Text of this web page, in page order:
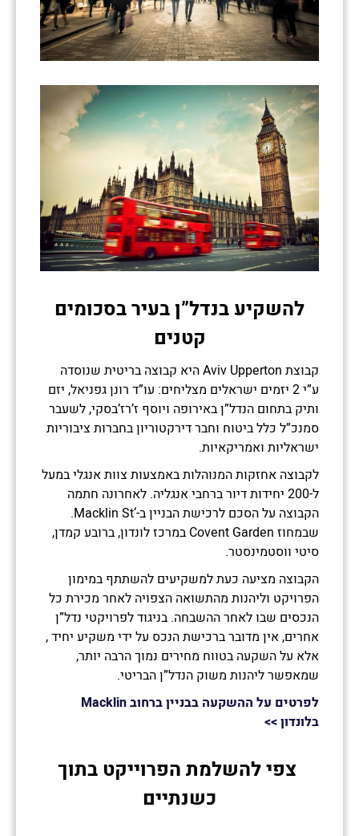
להשקיע בנדל”ן בעיר בסכומים
קטנים
קבוצת Aviv Upperton היא קבוצה בריטית שנוסדה
ע”י 2 יזמים ישראלים מצליחים: עו”ד רונן גפניאל, יזם
ותיק בתחום הנדל”ן באירופה ויוסף ז’רז’בסקי, לשעבר
סמנכ”ל כלל ביטוח וחבר דירקטוריון בחברות ציבוריות
ישראליות ואמריקאיות.
לקבוצה אחזקות המנוהלות באמצעות צוות אנגלי במעל
ל-200 יחידות דיור ברחבי אנגליה. לאחרונה חתמה
הקבוצה על הסכם לרכישת הבניין ב-‘Macklin St.
שבמחוז Covent Garden במרכז לונדון, ברובע קמדן,
סיטי ווסטמינסטר.
הקבוצה מציעה כעת למשקיעים להשתתף במימון
הפרויקט וליהנות מהתשואה הצפויה לאחר מכירת כל
הנכסים שבו לאחר ההשבחה. בניגוד לפרויקטי נדל”ן
אחרים, אין מדובר ברכישת הנכס על ידי משקיע יחיד ,
אלא על השקעה בטווח מחירים נמוך הרבה יותר,
שמאפשר ליהנות משוק הנדל”ן הבריטי.
בלונדון >>
צפי להשלמת הפרוייקט בתוך
כשנתיים
נשמח לחזור אליכם ולספק לכם מידע
אודות
הזדמנויות ההשקעה הפתוחות כעת.
אנא השאירו פרטים:
מאשר/ת הצטרפות לרשימת דיוור לקבלת חדשות
ועדכונים